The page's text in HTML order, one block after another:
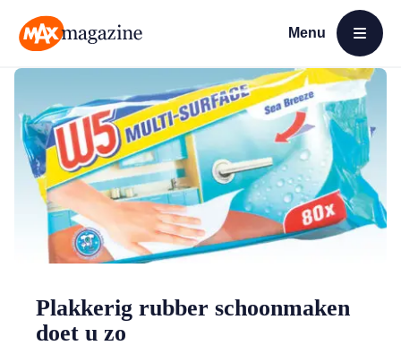
Menu
Open menu
Plakkerig rubber schoonmaken
doet u zo